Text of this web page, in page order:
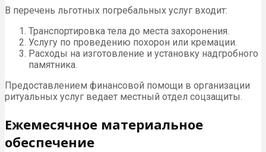
В перечень льготных погребальных услуг входит:
Транспортировка тела до места захоронения.
Услугу по проведению похорон или кремации.
Расходы на изготовление и установку надгробного
памятника.
Предоставлением финансовой помощи в организации
ритуальных услуг ведает местный отдел соцзащиты.
Ежемесячное материальное
обеспечение